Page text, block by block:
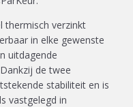
thermisch verzinkt
in elke gewenste
uitdagende
de twee
stabiliteit en is
vastgelegd in